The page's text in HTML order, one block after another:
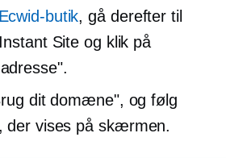
butik, gå derefter til
Site og klik på
dit domæne", og følg
der vises på skærmen.